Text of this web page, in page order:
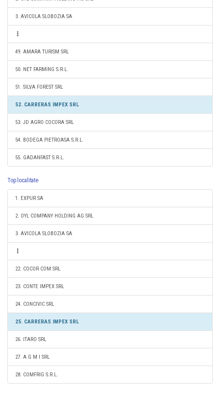
3. AVICOLA SLOBOZIA SA
49. AMARA TURISM SRL
50. NET FARMING S.R.L.
51. SILVA FOREST SRL
52. CARRERAS IMPEX SRL
53. JD AGRO COCORA SRL
54. BODEGA PIETROASA S.R.L.
55. GADANFAST S.R.L.
Top localitate
1. EXPUR SA
2. OYL COMPANY HOLDING AG SRL
3. AVICOLA SLOBOZIA SA
22. COCOR COM SRL
23. CONTE IMPEX SRL
24. CONCIVIC SRL
25. CARRERAS IMPEX SRL
26. ITARO SRL
27. A G M I SRL
28. COMFRIG S.R.L.